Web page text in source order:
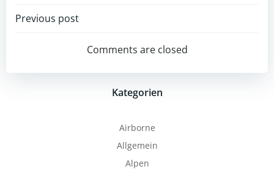
Post
navigation
Previous post
Comments are closed
Kategorien
Airborne
Allgemein
Alpen